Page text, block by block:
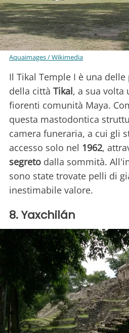
Aquaimages / Wikimedia
Il Tikal Temple I è una
della città Tikal, a sua volta
fiorenti comunità Maya.
questa mastodontica
camera funeraria, a cui gli
accesso solo nel 1962,
segreto dalla sommità.
sono state trovate pelli di
inestimabile valore.
8. Yaxchilán